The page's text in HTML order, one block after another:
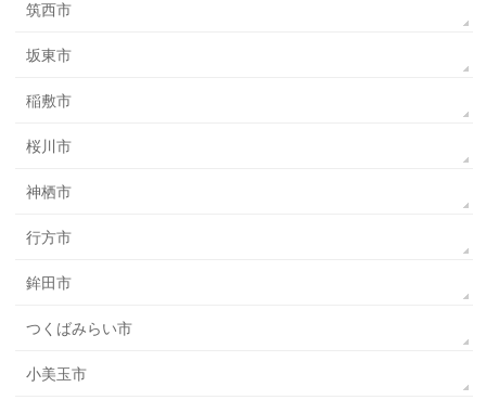
筑西市
坂東市
稲敷市
桜川市
神栖市
行方市
鉾田市
つくばみらい市
小美玉市